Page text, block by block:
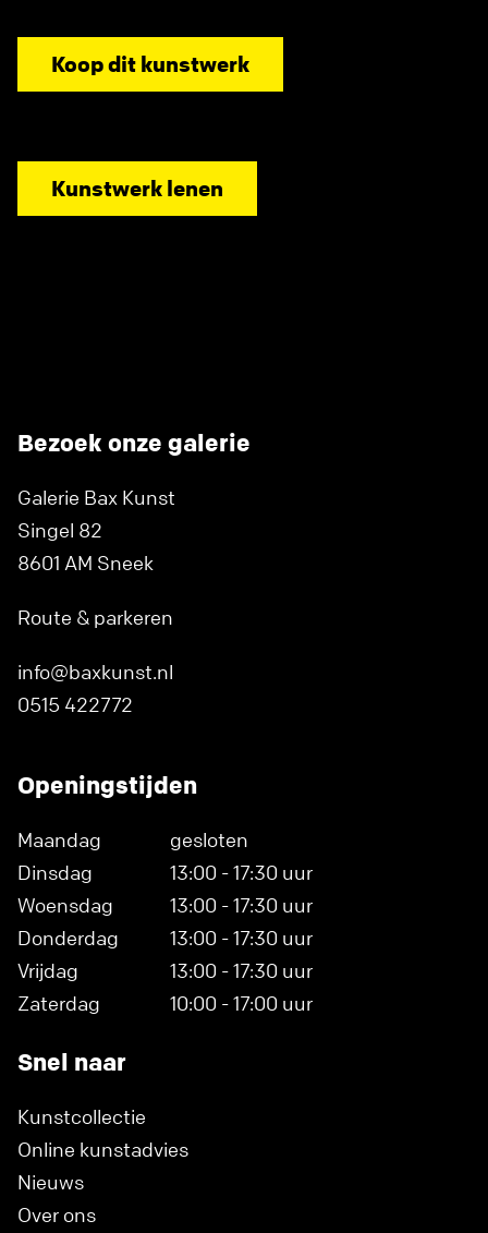
Koop dit kunstwerk
Kunstwerk lenen
Bezoek onze galerie
Galerie Bax Kunst
Singel 82
8601 AM Sneek
Route & parkeren
info@baxkunst.nl
0515 422772
Openingstijden
Maandag
gesloten
Dinsdag
13:00 - 17:30 uur
Woensdag
13:00 - 17:30 uur
Donderdag
13:00 - 17:30 uur
Vrijdag
13:00 - 17:30 uur
Zaterdag
10:00 - 17:00 uur
Snel naar
Kunstcollectie
Online kunstadvies
Nieuws
Over ons